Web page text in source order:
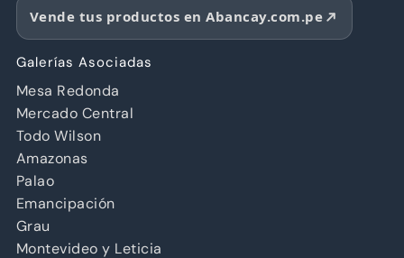
Vende tus productos en Abancay.com.pe
Galerías Asociadas
Mesa Redonda
Mercado Central
Todo Wilson
Amazonas
Palao
Emancipación
Grau
Montevideo y Leticia